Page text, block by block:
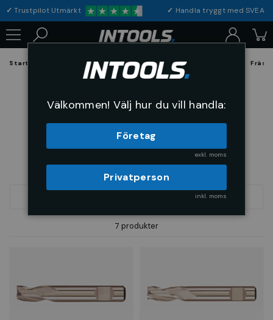
✓Trustpilot Utmärkt ✓ Handla tryggt med
Startsida Förbrukning & Maskintillbehör Skärande Verktyg
SORTERA
7 produkter
Välkommen! Välj hur du vill handla:
Företag
exkl. moms
Privatperson
inkl. moms